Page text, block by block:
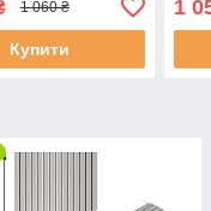
1 060 ₴
Купити
1